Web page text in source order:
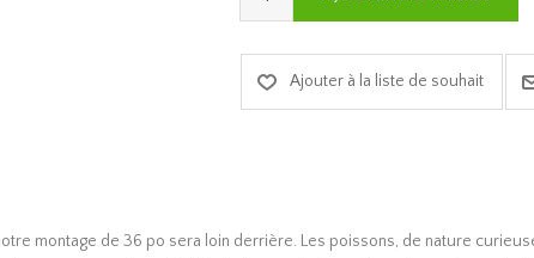
montage de 36 po sera loin derrière. Les poissons, de nature